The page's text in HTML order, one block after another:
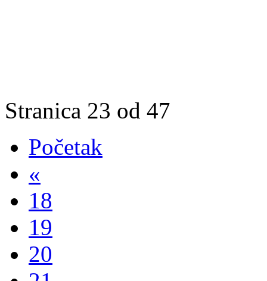
Stranica 23 od 47
Početak
«
18
19
20